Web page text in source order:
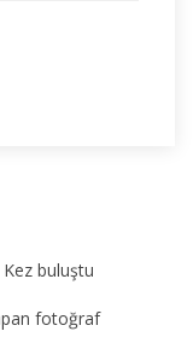
Kez buluştu
fotoğraf